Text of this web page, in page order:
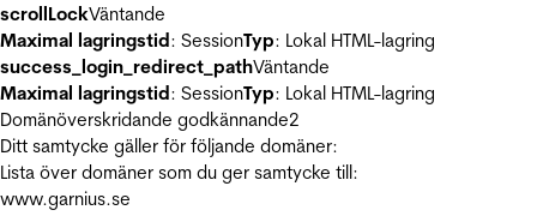
scrollLockVäntande
Maximal lagringstid: SessionTyp: Lokal HTML-lagring
success_login_redirect_pathVäntande
Maximal lagringstid: SessionTyp: Lokal HTML-lagring
Domänöverskridande godkännande2
Ditt samtycke gäller för följande domäner:
Lista över domäner som du ger samtycke till:
www.garnius.se